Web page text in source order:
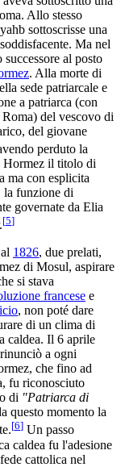
Allo stesso
sottoscrisse una
Ma nel
al posto
. Alla morte di
sede patriarcale e
a patriarca (con
del vescovo di
del giovane
perduto la
Hormez il titolo di
ma con esplicita
la funzione di
governate da Elia
[5]
al 1826, due prelati,
di Mosul, aspirare
si stava
francese e
, non poté dare
di un clima di
caldea. Il 6 aprile
a ogni
che fino ad
fu riconosciuto
di "Patriarca di
questo momento la
[6] Un passo
caldea fu l'adesione
cattolica nel